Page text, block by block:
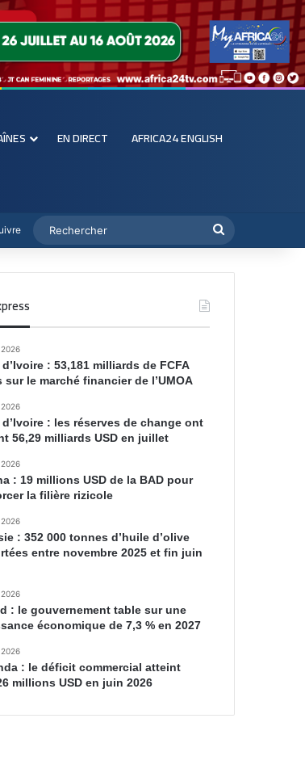
EN DIRECT AFRICA24 ENGLISH
: 53,181 milliards de FCFA
sur le marché financier de l’UMOA
d’Ivoire : les réserves de change ont
56,29 milliards USD en juillet
: 19 millions USD de la BAD pour
la filière rizicole
: 352 000 tonnes d’huile d’olive
entre novembre 2025 et fin juin
: le gouvernement table sur une
économique de 7,3 % en 2027
: le déficit commercial atteint
millions USD en juin 2026